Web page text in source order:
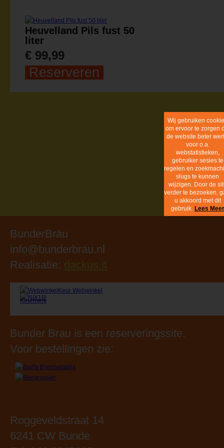
Heuvelland Pils fust 50
liter
€ 99,99
Reserveren
Cookie
Bunder Brau is een reserveringssite.
Voor bestellingen zie:
Roggeveldstraat 14
6241 CW Bunde
Tel: 043 3645365
Maandag: 09.00 - 18.00 uur
Dinsdag: 09.00 - 18.00 uur